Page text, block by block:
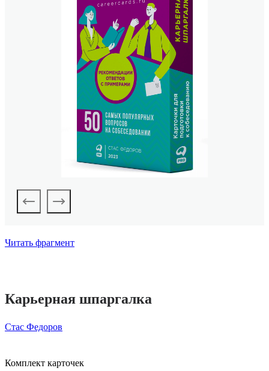
Читать фрагмент
Карьерная шпаргалка
Стас Федоров
Комплект карточек